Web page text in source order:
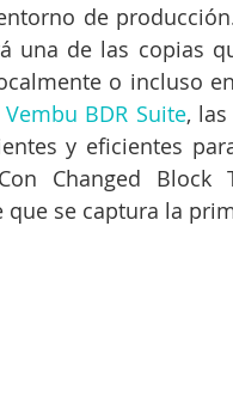
de
una de las copias
o incluso
Vembu BDR Suite,
y eficientes
Changed
se captura la